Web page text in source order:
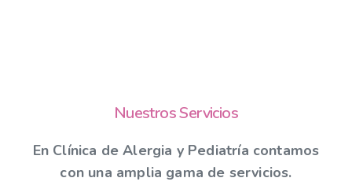
Nuestros Servicios
En Clínica de Alergia y Pediatría contamos
con una amplia gama de servicios.